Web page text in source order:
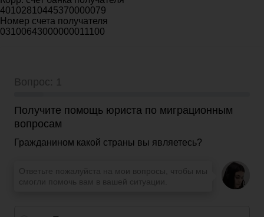
40102810445370000079
Номер счета получателя
03100643000000011100